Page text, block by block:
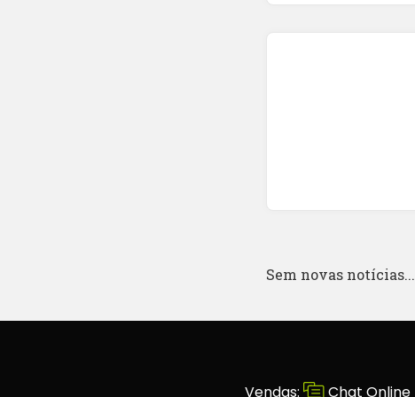
Sem novas notícias...
Vendas: Chat Online